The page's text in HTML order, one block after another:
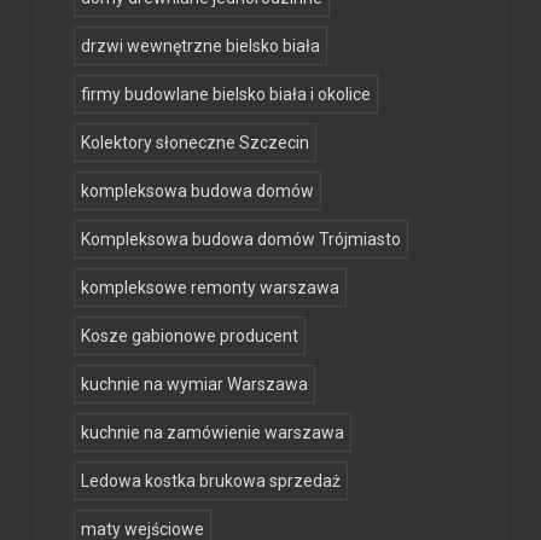
drzwi wewnętrzne bielsko biała
firmy budowlane bielsko biała i okolice
Kolektory słoneczne Szczecin
kompleksowa budowa domów
Kompleksowa budowa domów Trójmiasto
kompleksowe remonty warszawa
Kosze gabionowe producent
kuchnie na wymiar Warszawa
kuchnie na zamówienie warszawa
Ledowa kostka brukowa sprzedaż
maty wejściowe